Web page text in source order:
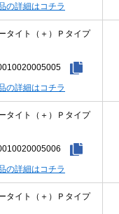
の詳細はコチラ
タイト（＋）Ｐタイプ
の詳細はコチラ
タイト（＋）Ｐタイプ
の詳細はコチラ
タイト（＋）Ｐタイプ